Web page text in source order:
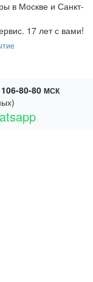
в Москве и Санкт-
17 лет с вами!
80-80 МСК